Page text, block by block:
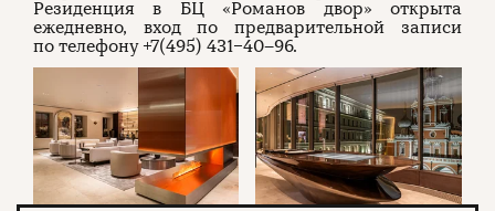
Резиденция в БЦ «Романов двор» открыта
ежедневно, вход по предварительной записи
по телефону +7(495) 431−40–96.